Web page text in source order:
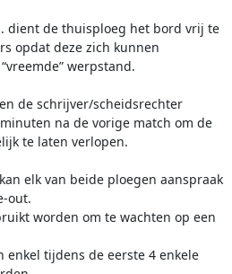
dient de thuisploeg het bord vrij te
opdat deze zich kunnen
werpstand.
de schrijver/scheidsrechter
na de vorige match om de
te laten verlopen.
elk van beide ploegen aanspraak
out.
worden om te wachten op een
enkel tijdens de eerste 4 enkele